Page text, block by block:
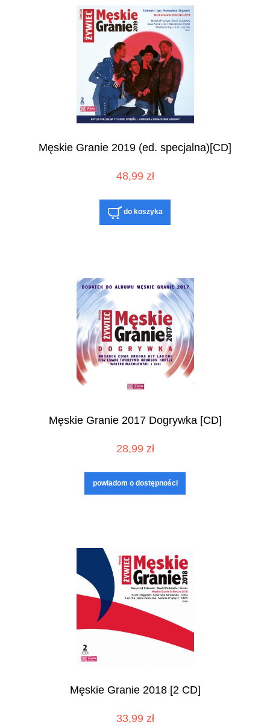
Męskie Granie 2019 (ed. specjalna)[CD]
48,99 zł
do koszyka
Męskie Granie 2017 Dogrywka [CD]
28,99 zł
powiadom o dostępności
Męskie Granie 2018 [2 CD]
33,99 zł